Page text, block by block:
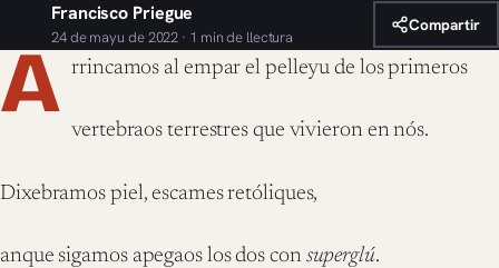
Francisco Priegue
24 de mayu de 2022 · 1 min de llectura
Compartir
A rrincamos al empar el pelleyu de los primeros
vertebraos terrestres que vivieron en nós.
Dixebramos piel, escames retóliques,
anque sigamos apegaos los dos con superglú.